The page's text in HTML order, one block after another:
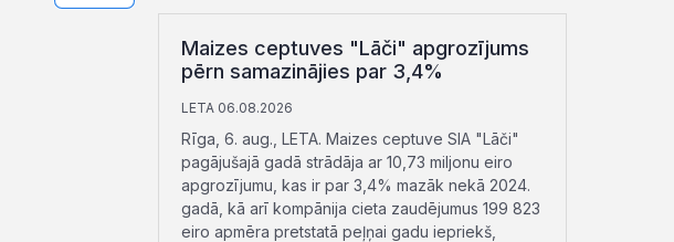
Maizes ceptuves "Lāči" apgrozījums
pērn samazinājies par 3,4%
LETA 06.08.2026
Rīga, 6. aug., LETA. Maizes ceptuve SIA "Lāči"
pagājušajā gadā strādāja ar 10,73 miljonu eiro
apgrozījumu, kas ir par 3,4% mazāk nekā 2024.
gadā, kā arī kompānija cieta zaudējumus 199 823
eiro apmēra pretstatā peļņai gadu iepriekš,